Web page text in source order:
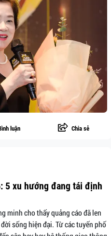
luận Chia sẻ
5 xu hướng đang tái định
minh cho thấy quảng cáo đã len
sống hiện đại. Từ các tuyến phố